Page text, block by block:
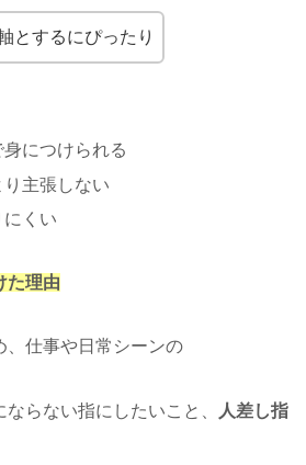
とするにぴったり
につけられる
主張しない
くい
た理由
、仕事や日常シーンの
らない指にしたいこと、
人差し指